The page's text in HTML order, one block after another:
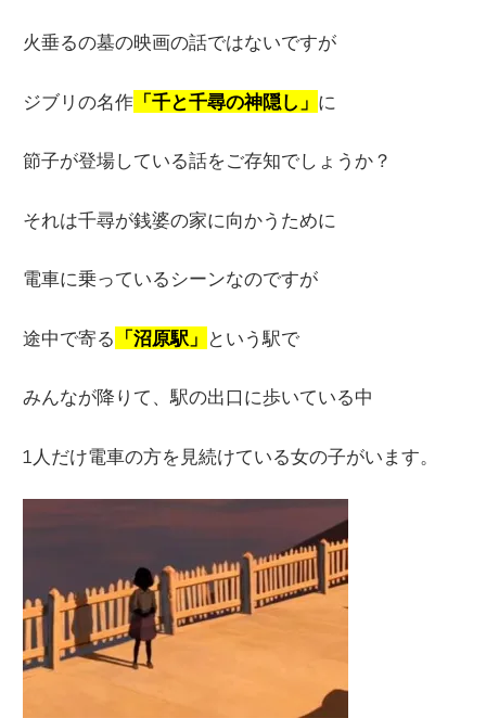
火垂るの墓の映画の話ではないですが
ジブリの名作 「千と千尋の神隠し」 に
節子が登場している話をご存知でしょうか？
それは千尋が銭婆の家に向かうために
電車に乗っているシーンなのですが
途中で寄る 「沼原駅」 という駅で
みんなが降りて、駅の出口に歩いている中
1人だけ電車の方を見続けている女の子がいます。